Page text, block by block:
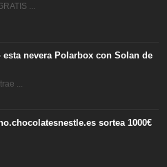
...
esta nevera Polarbox con Solan de
...
sortea 1000€